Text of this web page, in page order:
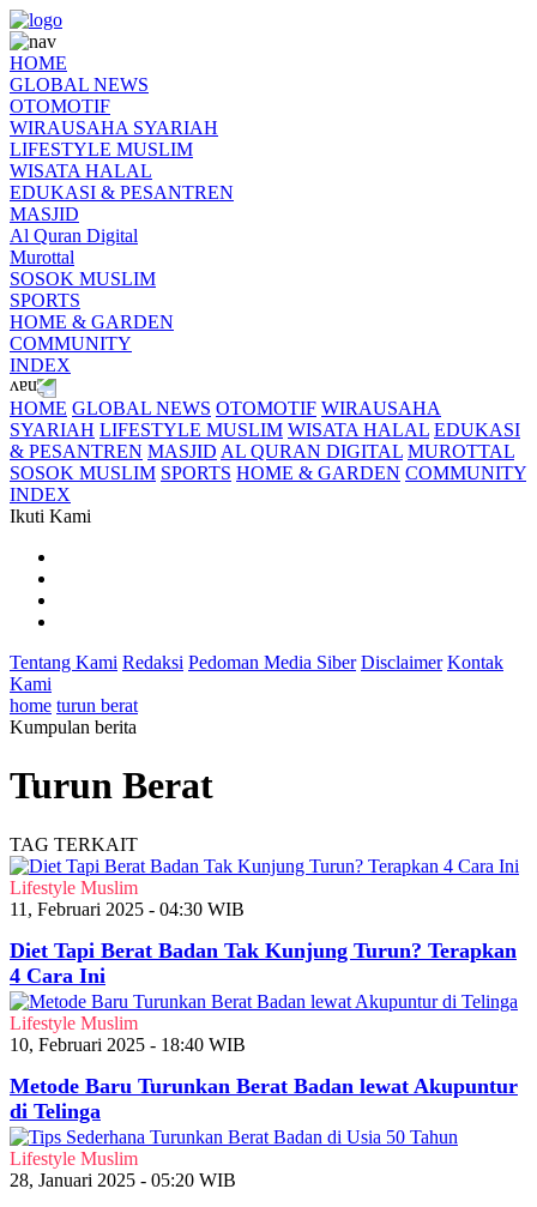
HOME
GLOBAL NEWS
OTOMOTIF
WIRAUSAHA SYARIAH
LIFESTYLE MUSLIM
WISATA HALAL
EDUKASI & PESANTREN
MASJID
Al Quran Digital
Murottal
SOSOK MUSLIM
SPORTS
HOME & GARDEN
COMMUNITY
INDEX
HOME GLOBAL NEWS OTOMOTIF WIRAUSAHA
SYARIAH LIFESTYLE MUSLIM WISATA HALAL EDUKASI
& PESANTREN MASJID AL QURAN DIGITAL MUROTTAL
SOSOK MUSLIM SPORTS HOME & GARDEN COMMUNITY
INDEX
Ikuti Kami
Tentang Kami Redaksi Pedoman Media Siber Disclaimer Kontak
Kami
home turun berat
Kumpulan berita
Turun Berat
TAG TERKAIT
Lifestyle Muslim
11, Februari 2025 - 04:30 WIB
Diet Tapi Berat Badan Tak Kunjung Turun? Terapkan
4 Cara Ini
Lifestyle Muslim
10, Februari 2025 - 18:40 WIB
Metode Baru Turunkan Berat Badan lewat Akupuntur
di Telinga
Lifestyle Muslim
28, Januari 2025 - 05:20 WIB